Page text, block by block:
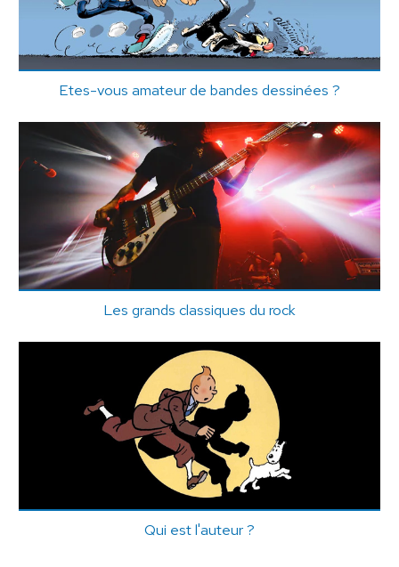
Etes-vous amateur de bandes dessinées ?
Les grands classiques du rock
Qui est l'auteur ?